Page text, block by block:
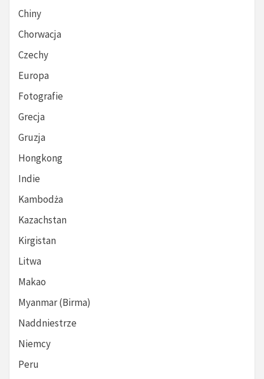
Chiny
Chorwacja
Czechy
Europa
Fotografie
Grecja
Gruzja
Hongkong
Indie
Kambodża
Kazachstan
Kirgistan
Litwa
Makao
Myanmar (Birma)
Naddniestrze
Niemcy
Peru